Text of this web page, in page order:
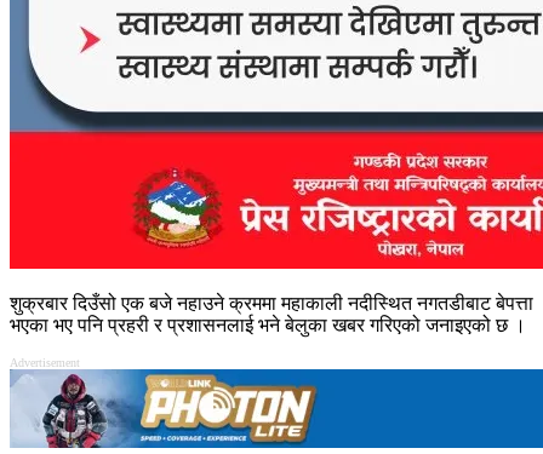
शुक्रबार दिउँसो एक बजे नहाउने क्रममा महाकाली नदीस्थित नगतडीबाट बेपत्ता
भएका भए पनि प्रहरी र प्रशासनलाई भने बेलुका खबर गरिएको जनाइएको छ ।
Advertisement